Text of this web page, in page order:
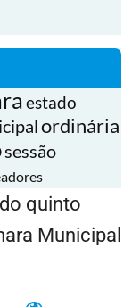
estado
ordinária
sessão
quinto
Municipal